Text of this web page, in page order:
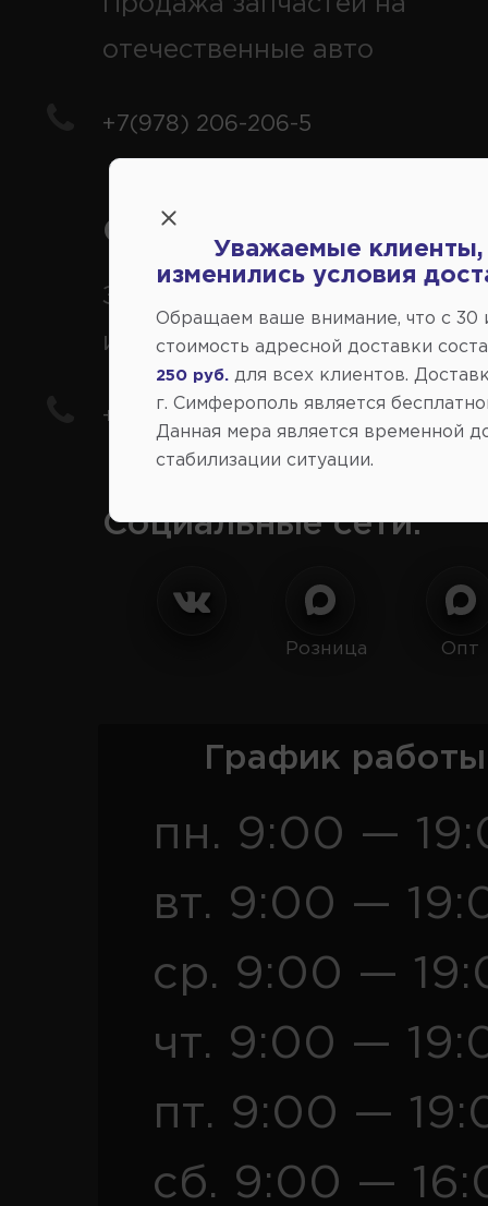
отечественные авто
+7(978) 206-206-5
Справочный центр:
Заказ шин, дисков,
иномарки
+7(978) 206-206-8
Социальные сети:
Розница Опт
График
пн. 9:00 —
вт. 9:00 —
ср. 9:00 —
чт. 9:00 —
пт. 9:00 —
сб. 9:00 —
Уважаемые клиенты,
изменились условия
Обращаем ваше внимание, что c 30
стоимость адресной доставки
250 руб. для всех клиентов.
г. Симферополь является
Данная мера является временной
стабилизации ситуации.